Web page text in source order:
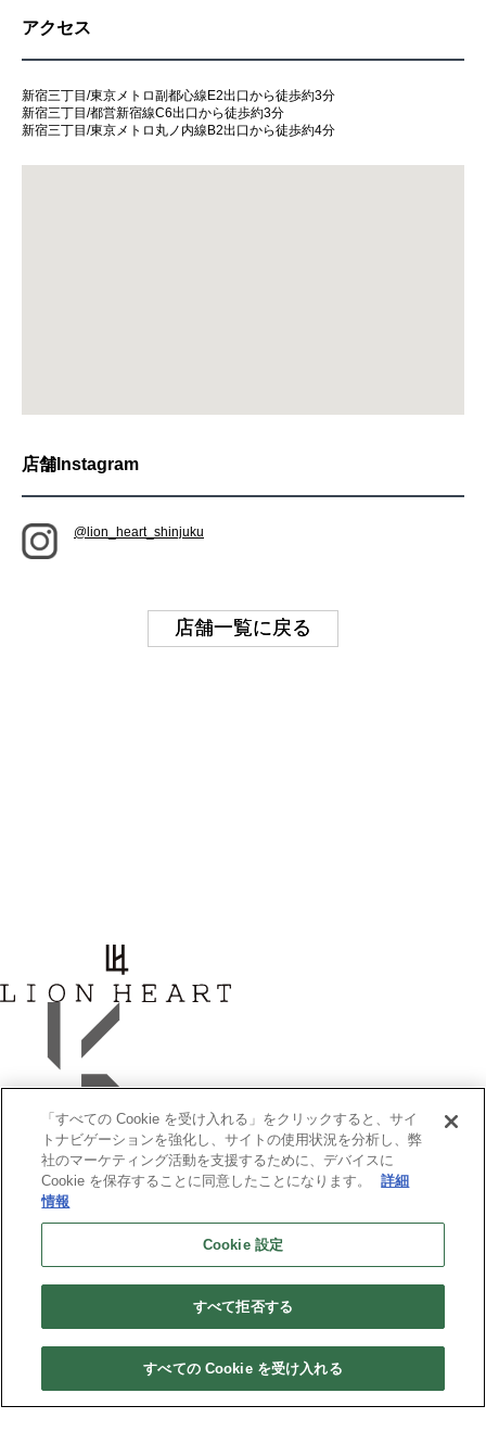
アクセス
新宿三丁目/東京メトロ副都心線E2出口から徒歩約3分
新宿三丁目/都営新宿線C6出口から徒歩約3分
新宿三丁目/東京メトロ丸ノ内線B2出口から徒歩約4分
店舗Instagram
@lion_heart_shinjuku
店舗一覧に戻る
ITEM CATEGORY
ネックレス
ペアアクセサリー ピアス イヤリング・イヤーカフ
アンクレット
特定商取引法に基づく表示
会員規約について お問い合わせ
「すべての Cookie を受け入れる」をクリックすると、サイ
トナビゲーションを強化し、サイトの使用状況を分析し、弊
社のマーケティング活動を支援するために、デバイスに
Cookie を保存することに同意したことになります。
詳細
情報
Cookie 設定
すべて拒否する
すべての Cookie を受け入れる